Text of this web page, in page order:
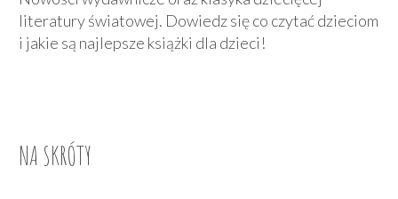
literatury światowej. Dowiedz się co czytać dzieciom
i jakie są najlepsze książki dla dzieci!
NA SKRÓTY